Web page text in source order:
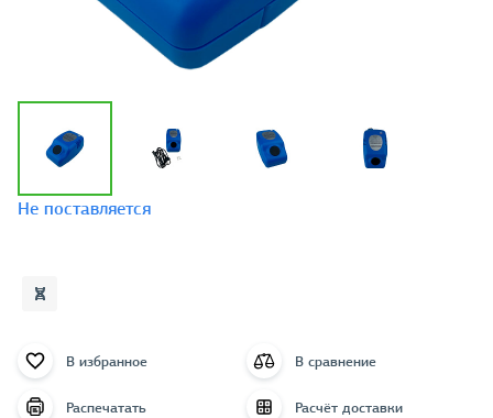
Не поставляется
В избранное В сравнение
Распечатать Расчёт доставки